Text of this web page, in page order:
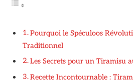
Pourquoi le Spéculoos
Traditionnel
Les Secrets pour un Tiramisu
Recette Incontournable :